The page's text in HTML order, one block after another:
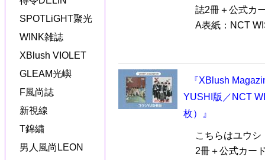
SPOTLiGHT聚光
WINK雑誌
XBlush VIOLET
GLEAM光嶼
F風尚誌
新視線
T錦繍
男人風尚LEON
誌2冊＋公式カ
A表紙：NCT
『XBlush
YUSHI版／NCT
枚）』
こちらはユウ
2冊＋公式カー